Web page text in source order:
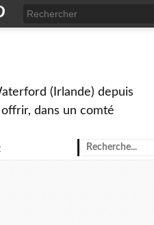
(Irlande) depuis
dans un comté